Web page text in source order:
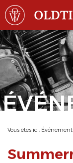
Vous êtes ici: